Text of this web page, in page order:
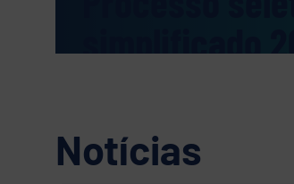
2026 –
Notícias